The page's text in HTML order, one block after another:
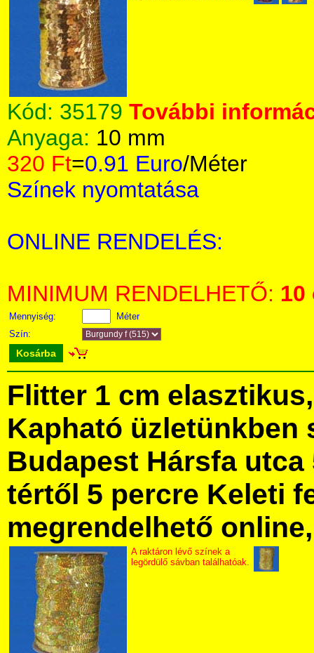
Kód: 35179 További
Anyaga: 10 mm
320 Ft=0.91 Euro/Méter
Színek nyomtatása
ONLINE RENDELÉS:
MINIMUM RENDELHETŐ: 10
Mennyiség:
Méter
Szín:
Kosárba
Flitter 1 cm
Kapható üzletünkben
Budapest Hársfa utca
tértől 5 percre Keleti
megrendelhető
A raktáron lévő színek a
legördülő sávban találhatóak.